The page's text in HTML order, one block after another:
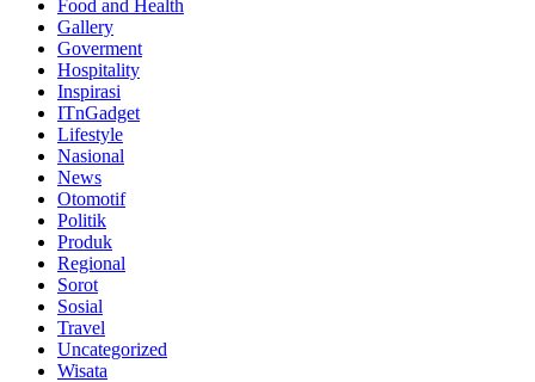
Food and Health
Gallery
Goverment
Hospitality
Inspirasi
ITnGadget
Lifestyle
Nasional
News
Otomotif
Politik
Produk
Regional
Sorot
Sosial
Travel
Uncategorized
Wisata